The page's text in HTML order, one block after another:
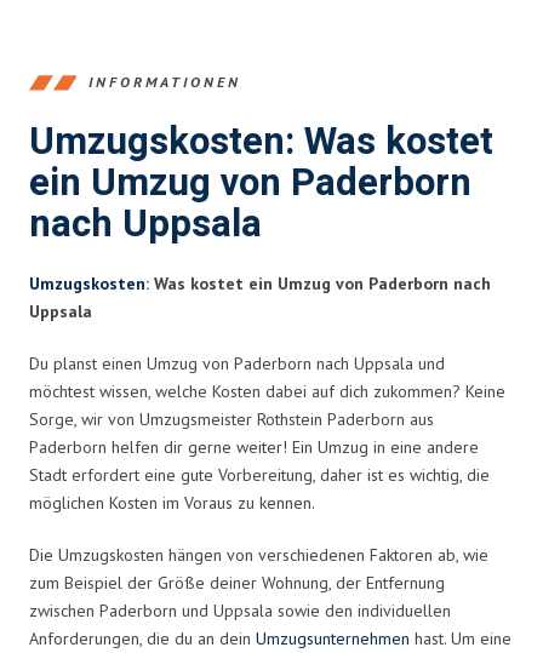
INFORMATIONEN
Umzugskosten: Was kostet
ein Umzug von Paderborn
nach Uppsala
Umzugskosten: Was kostet ein Umzug von Paderborn nach
Uppsala
Du planst einen Umzug von Paderborn nach Uppsala und
möchtest wissen, welche Kosten dabei auf dich zukommen? Keine
Sorge, wir von Umzugsmeister Rothstein Paderborn aus
Paderborn helfen dir gerne weiter! Ein Umzug in eine andere
Stadt erfordert eine gute Vorbereitung, daher ist es wichtig, die
möglichen Kosten im Voraus zu kennen.
Die Umzugskosten hängen von verschiedenen Faktoren ab, wie
zum Beispiel der Größe deiner Wohnung, der Entfernung
zwischen Paderborn und Uppsala sowie den individuellen
Anforderungen, die du an dein Umzugsunternehmen hast. Um eine